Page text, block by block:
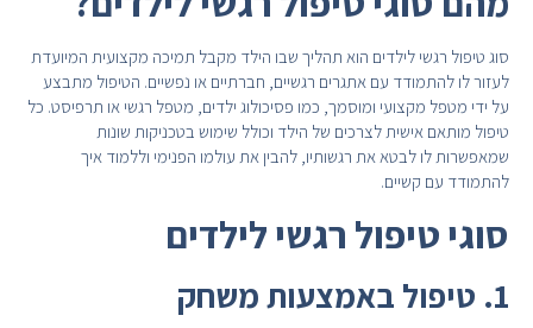
סוג טיפול רגשי לילדים הוא תהליך שבו הילד מקבל תמיכה מקצועית המיועדת
לעזור לו להתמודד עם אתגרים רגשיים, חברתיים או נפשיים. הטיפול מתבצע
על ידי מטפל מקצועי ומוסמך, כמו פסיכולוג ילדים, מטפל רגשי או תרפיסט. כל
טיפול מותאם אישית לצרכים של הילד וכולל שימוש בטכניקות שונות
שמאפשרות לו לבטא את רגשותיו, להבין את עולמו הפנימי וללמוד איך
להתמודד עם קשיים.
סוגי טיפול רגשי לילדים
1. טיפול באמצעות משחק